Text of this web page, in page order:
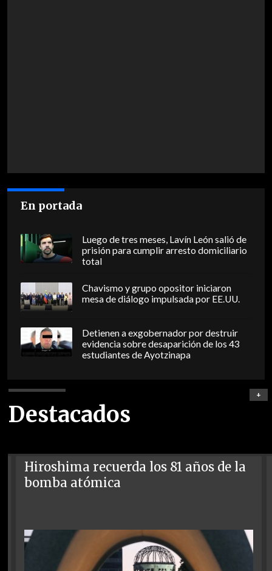
En portada
Luego de tres meses, Lavín León salió de
prisión para cumplir arresto domiciliario
total
Chavismo y grupo opositor iniciaron
mesa de diálogo impulsada por EE.UU.
Detienen a exgobernador por destruir
evidencia sobre desaparición de los 43
estudiantes de Ayotzinapa
Destacados
+
Hiroshima recuerda los 81 años de la
bomba atómica